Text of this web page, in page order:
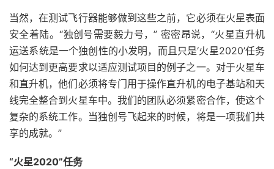
当然，在测试飞行器能够做到这些之前，它必须在火星表面
安全着陆。“独创号需要毅力号，” 密密昂说，“火星直升机
运送系统是一个独创性的小发明，而且只是‘火星2020’任务
如何达到更高要求以适应测试项目的例子之一。对于火星车
和直升机，他们必须将专门用于操作直升机的电子基站和天
线完全整合到火星车中。我们的团队必须紧密合作，使这个
复杂的系统工作。当独创号飞起来的时候，将是一项我们共
享的成就。”
“火星2020”任务